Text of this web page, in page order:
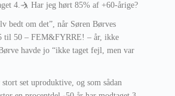
4.🤺 Har jeg hørt 85% af +60-årige?
bedt om det”, når Søren Børves
til 50 – FEM&FYRRE! – år, ikke
havde jo “ikke taget fejl, men var
set uproduktive, og som sådan